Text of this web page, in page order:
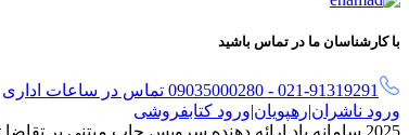
با کارشناسان ما در تماس باشید
021-91319291 - 09035000280 تماس در ساعات اداری
ورود ناشران|رهپویان|ورود کتابفروشی
2025 سامانه پاد ارائه دهنده سرویس چاپ مبتنی بر تقاضا.